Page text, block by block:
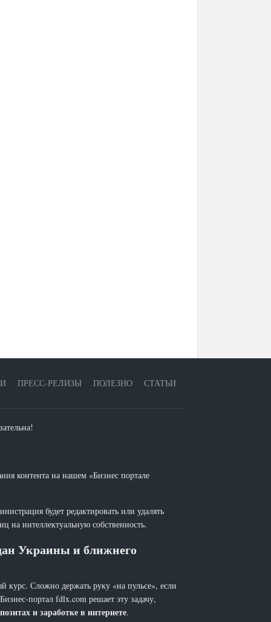
ПРЕСС-РЕЛИЗЫ ПОЛЕЗНО СТАТЬИ
контента на нашем «Бизнес портале
будет редактировать или удалять
на интеллектуальную собственность.
Украины и ближнего
курс. Сложно держать руку «на пульсе», если
портал fdlx.com решает эту задачу,
и заработке в интернете.